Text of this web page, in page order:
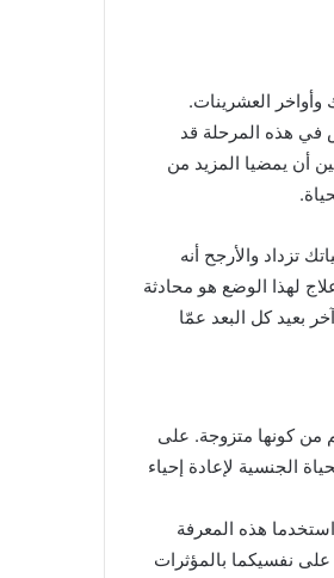
وأواخر العشرينات.
في هذه المرحلة قد
أن يمضيا المزيد من
تزداد والأرجح أنه
لهذا الوضع هو محادثة
بعيد كل البعد عمّا
من كونها متزوجة. على
الجنسية لإعادة إحياء
هذه المعرفة
على نفسيكما بالمؤثرات